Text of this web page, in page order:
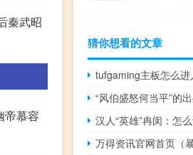
秦武昭
帝慕容
猜你想看的文章
tufgaming主板怎么进
“风伯盛怒何当平”的
万得资讯官网首页（